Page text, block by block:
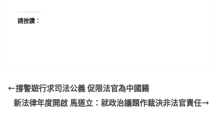
請按讚：
撐警遊行求司法公義 促限法官為中國籍
新法律年度開啟 馬道立：就政治議題作裁決非法官責任